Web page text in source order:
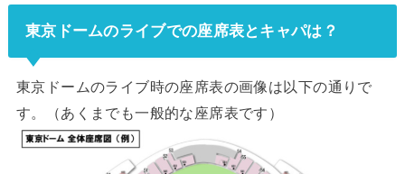
東京ドームのライブでの座席表とキャパは？
東京ドームのライブ時の座席表の画像は以下の通りで
す。（あくまでも一般的な座席表です）